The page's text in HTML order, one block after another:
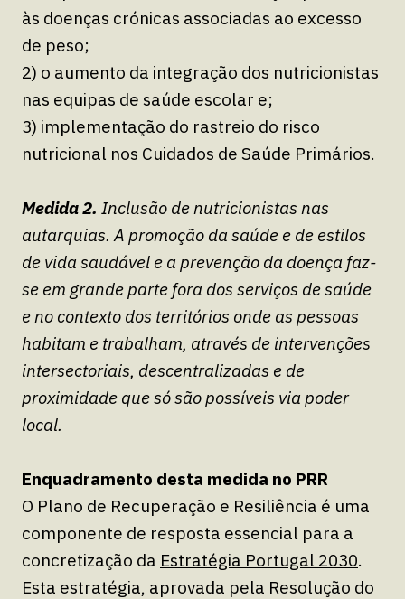
às doenças crónicas associadas ao excesso
de peso;
2) o aumento da integração dos nutricionistas
nas equipas de saúde escolar e;
3) implementação do rastreio do risco
nutricional nos Cuidados de Saúde Primários.
Medida 2. Inclusão de nutricionistas nas
autarquias. A promoção da saúde e de estilos
de vida saudável e a prevenção da doença faz-
se em grande parte fora dos serviços de saúde
e no contexto dos territórios onde as pessoas
habitam e trabalham, através de intervenções
intersectoriais, descentralizadas e de
proximidade que só são possíveis via poder
local.
Enquadramento desta medida no PRR
O Plano de Recuperação e Resiliência é uma
componente de resposta essencial para a
concretização da Estratégia Portugal 2030.
Esta estratégia, aprovada pela Resolução do